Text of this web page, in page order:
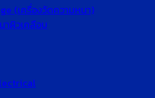
(เครื่องวัดความหนา)
าผิวเคลือบ